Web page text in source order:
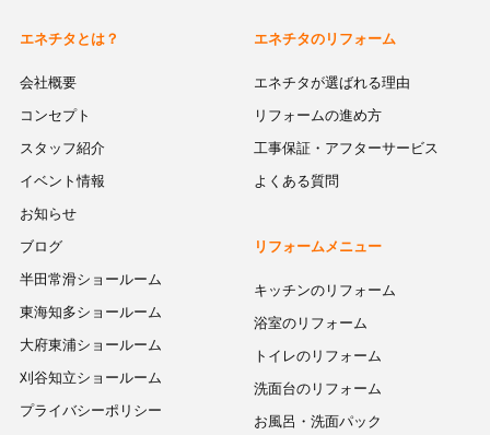
エネチタとは？
会社概要
コンセプト
スタッフ紹介
イベント情報
お知らせ
ブログ
半田常滑ショールーム
東海知多ショールーム
大府東浦ショールーム
刈谷知立ショールーム
プライバシーポリシー
エネチタのリフォーム
エネチタが選ばれる理由
リフォームの進め方
工事保証・アフターサービス
よくある質問
リフォームメニュー
キッチンのリフォーム
浴室のリフォーム
トイレのリフォーム
洗面台のリフォーム
お風呂・洗面パック